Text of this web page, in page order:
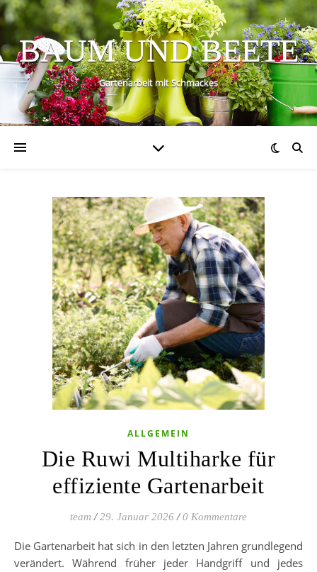
BAUM UND BEETE
Gartenarbeit mit Schmackes
ALLGEMEIN
Die Ruwi Multiharke für
effiziente Gartenarbeit
team / 29. Januar 2026 / 0 Kommentare
Die Gartenarbeit hat sich in den letzten Jahren grundlegend
verändert. Während früher jeder Handgriff und jedes